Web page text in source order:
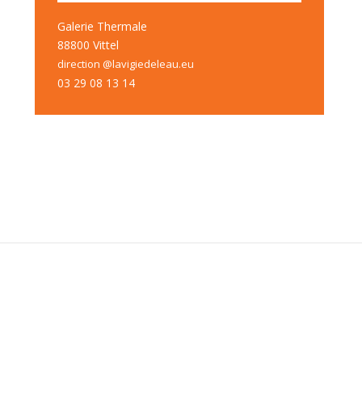
Galerie Thermale
88800 Vittel
direction @lavigiedeleau.eu
03 29 08 13 14